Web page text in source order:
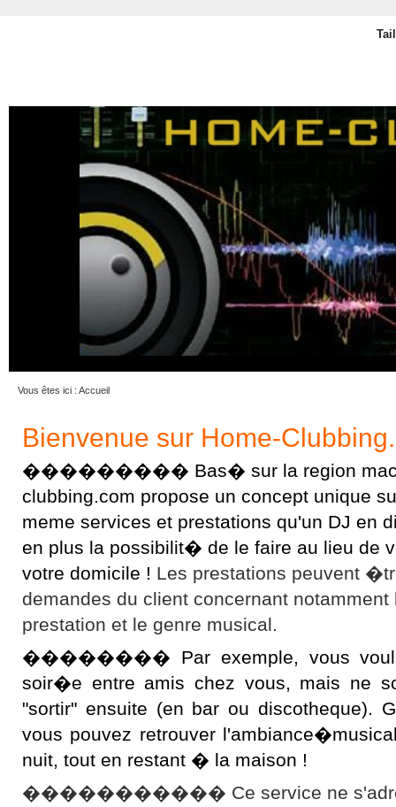
Vous êtes ici : Accueil
Bienvenue sur Home-
��������� Bas� sur la region
clubbing.com propose un concept unique
meme services et prestations qu'un DJ en
en plus la possibilit� de le faire au lieu de
votre domicile ! Les prestations peuvent
demandes du client concernant
prestation et le genre musical.
�������� Par exemple, vous
soir�e entre amis chez vous, mais ne
"sortir" ensuite (en bar ou discotheque).
vous pouvez retrouver
nuit, tout en restant � la maison !
����������� Ce service ne